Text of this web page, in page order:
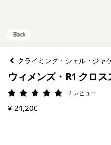
クライミング・シェル・ジャ
ウィメンズ・R1 クロ
評価: 5 / 5 2 レビュー
¥ 24,200